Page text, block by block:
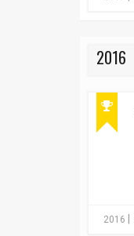
2016
2016